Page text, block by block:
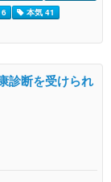
6
本気 41
診断を受けられ